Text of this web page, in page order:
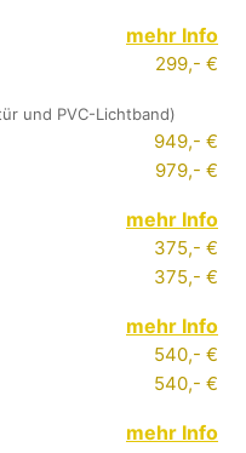
mehr Info
299,- €
und PVC-Lichtband)
949,- €
979,- €
mehr Info
375,- €
375,- €
mehr Info
540,- €
540,- €
mehr Info